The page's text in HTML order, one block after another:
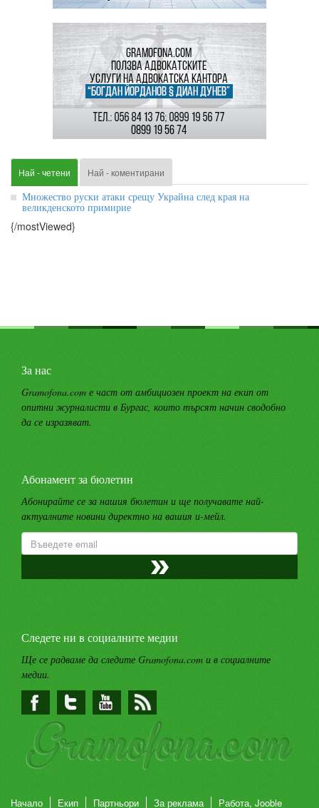
Най - четени Най - коментирани
Множество руски атаки срещу Украйна след края на
великденското примирие
{/mostViewed}
За нас
Gramofona.com е част от амбициозен проект на екип от
опитни журналисти в Бургас, които търсят начин сводобно
да се изразяват.
Абонамент за бюлетин
Абонирайте се за нашия бюлетин и ще получавате най-
актуалните новини директно на вашия и-мейл.
Следете ни в социалните медии
Ще се радваме да следите Gramofona.com и в социалните
медии.
Начало Екип Партньори За реклама Работа, Jooble